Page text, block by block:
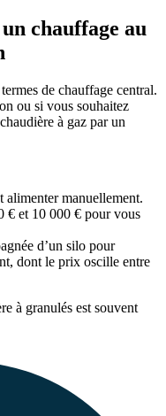
chauffage au
de chauffage central.
ou si vous souhaitez
à gaz par un
alimenter manuellement.
€ et 10 000 € pour vous
d’un silo pour
dont le prix oscille entre
à granulés est souvent